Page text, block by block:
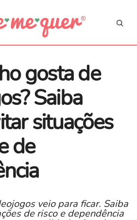
gosta de
Saiba
situações
de
veio para ficar. Saiba
de risco e dependência